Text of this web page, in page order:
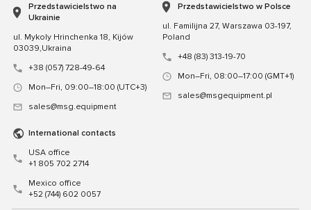
Przedstawicielstwo na
Ukrainie
ul. Mykoly Hrinchenka 18, Kijów
03039,Ukraina
+38 (057) 728-49-64
Mon–Fri, 09:00–18:00 (UTC+3)
sales@msg.equipment
Przedstawicielstwo w Polsce
ul. Familijna 27, Warszawa 03-197,
Poland
+48 (83) 313-19-70
Mon–Fri, 08:00–17:00 (GMT+1)
sales@msgequipment.pl
International contacts
USA office
+1 805 702 2714
Mexico office
+52 (744) 602 0057